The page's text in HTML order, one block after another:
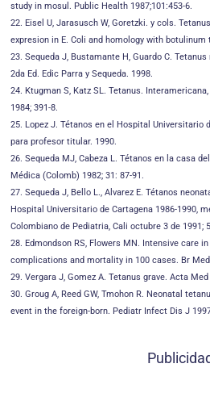
study in mosul. Public Health 1987;101:453-6.
22. Eisel U, Jarasusch W, Goretzki. y cols.
expresion in E. Coli and homology with botulinum
23. Sequeda J, Bustamante H, Guardo C.
2da Ed. Edic Parra y Sequeda. 1998.
24. Ktugman S, Katz SL. Tetanus. Interamericana,
1984; 391-8.
25. Lopez J. Tétanos en el Hospital Universitario
para profesor titular. 1990.
26. Sequeda MJ, Cabeza L. Tétanos en la casa
Médica (Colomb) 1982; 31: 87-91.
27. Sequeda J, Bello L., Alvarez E. Tétanos
Hospital Universitario de Cartagena 1986-1990,
Colombiano de Pediatria, Cali octubre 3 de 1991;
28. Edmondson RS, Flowers MN. Intensive care
complications and mortality in 100 cases. Br Med
29. Vergara J, Gomez A. Tetanus grave. Acta Med
30. Groug A, Reed GW, Tmohon R. Neonatal
event in the foreign-born. Pediatr Infect Dis J